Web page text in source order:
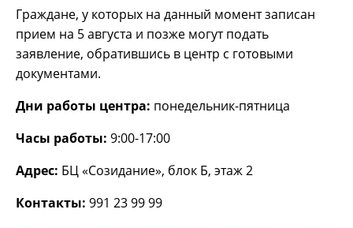
Граждане, у которых на данный момент записан
прием на 5 августа и позже могут подать
заявление, обратившись в центр с готовыми
документами.
Дни работы центра: понедельник-пятница
Часы работы: 9:00-17:00
Адрес: БЦ «Созидание», блок Б, этаж 2
Контакты: 991 23 99 99